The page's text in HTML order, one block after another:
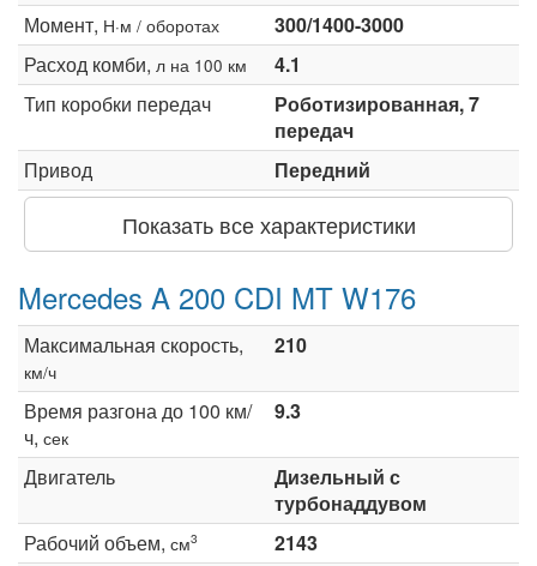
Момент, Н·м / оборотах
300/1400-3000
Расход комби, л на 100 км
4.1
Тип коробки передач
Роботизированная, 7
передач
Привод
Передний
Показать все характеристики
Mercedes A 200 CDI MT W176
Максимальная скорость,
км/ч
210
Время разгона до 100 км/
ч, сек
9.3
Двигатель
Дизельный с
турбонаддувом
Рабочий объем, см3
2143